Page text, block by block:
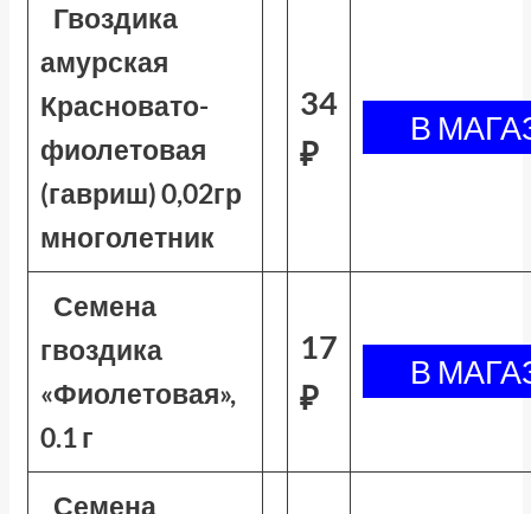
Гвоздика
амурская
Красновато-
фиолетовая
(гавриш) 0,02гр
многолетник
34
₽
Семена
гвоздика
«Фиолетовая»,
0.1 г
17
₽
Семена